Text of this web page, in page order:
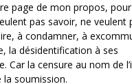
page de mon propos,
pas savoir, ne veulent
à condamner, à
la désidentification à ses
Car la censure au nom de
la soumission.